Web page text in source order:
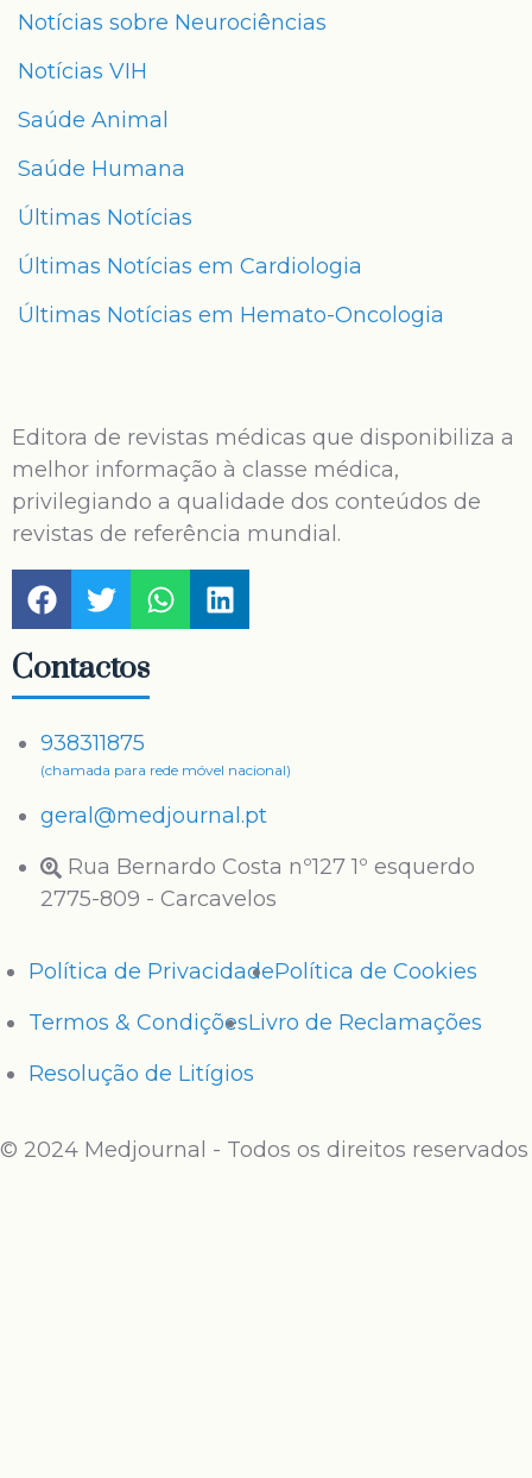
Notícias sobre Neurociências
Notícias VIH
Saúde Animal
Saúde Humana
Últimas Notícias
Últimas Notícias em Cardiologia
Últimas Notícias em Hemato-Oncologia
Editora de revistas médicas que disponibiliza a
melhor informação à classe médica,
privilegiando a qualidade dos conteúdos de
revistas de referência mundial.
Contactos
938311875
(chamada para rede móvel nacional)
geral@medjournal.pt
Rua Bernardo Costa nº127 1º esquerdo
2775-809 - Carcavelos
Política de PrivacidadePolítica de Cookies
Termos & CondiçõesLivro de Reclamações
Resolução de Litígios
© 2024 Medjournal - Todos os direitos reservados